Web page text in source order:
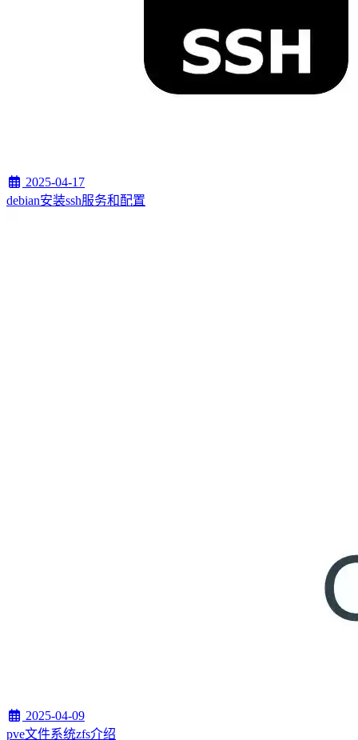
2025-04-17
debian安装ssh服务和配置
2025-04-09
pve文件系统zfs介绍